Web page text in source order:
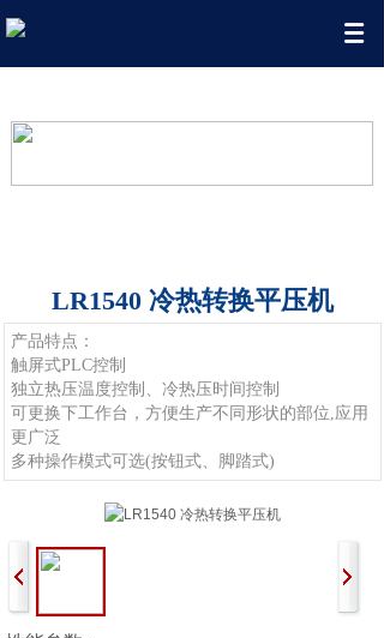
精湛技术，严谨品质
LR1540 冷热转换平压机
产品特点：
触屏式PLC控制
独立热压温度控制、冷热压时间控制
可更换下工作台，方便生产不同形状的部位,应用
更广泛
多种操作模式可选(按钮式、脚踏式)